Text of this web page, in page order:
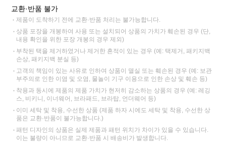
교환·반품 불가
제품이 도착하기 전에 교환·반품 처리는 불가능합니다.
상품 포장을 개봉하여 사용 또는 설치되어 상품의 가치가 훼손된 경우 (단,
내용 확인을 위한 포장 개봉의 경우 제외)
부착된 택을 제거하였거나 제거한 흔적이 있는 경우 (예: 택제거, 패키지백
손상, 패키지백 분실 등)
고객의 책임이 있는 사유로 인하여 상품이 멸실 또는 훼손된 경우 (예: 보관
부주의로 인한 이염 및 오염, 물놀이 기구 이용으로 인한 손상 및 훼손 등)
착용과 동시에 제품의 제품 가치가 현저히 감소하는 상품의 경우 (예: 레깅
스, 비키니, 이너웨어, 브라패드, 브라탑, 언더웨어 등)
이미 세탁 및 착용, 수선한 상품 (제품 하자 시에도 세탁 및 착용, 수선한 상
품은 교환·반품이 불가능합니다.)
패턴 디자인의 상품은 실제 제품과 패턴 위치가 차이가 있을 수 있습니다.
이는 불량이 아니므로 교환·반품 시 배송비가 발생합니다.